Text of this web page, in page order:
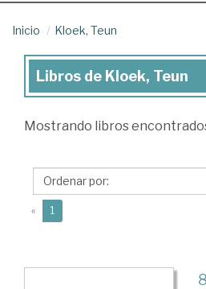
Inicio Kloek, Teun
Libros
Kloek,
Libros de Kloek, Teun
Mostrando libros
« 1